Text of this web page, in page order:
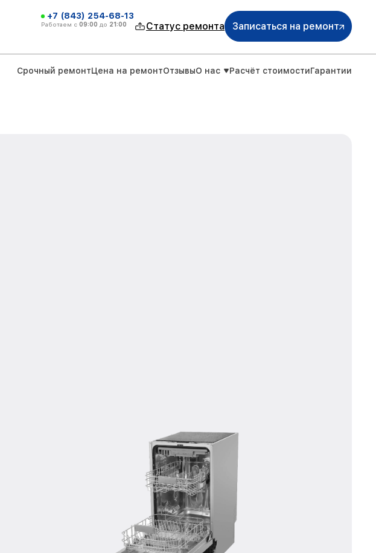
+7 (843) 254-68-13
Работаем с 09:00 до 21:00 Статус ремонта Записаться на ремонт
Срочный ремонтЦена на ремонтОтзывыО нас Расчёт стоимостиГарантии